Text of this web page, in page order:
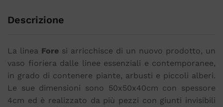
Descrizione
La linea Fore si arricchisce di un nuovo prodotto, un
vaso fioriera dalle linee essenziali e contemporanee,
in grado di contenere piante, arbusti e piccoli alberi.
Le sue dimensioni sono 50x50x40cm con spessore
4cm ed è realizzato da più pezzi con giunti invisibili